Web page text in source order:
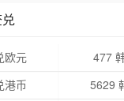
欧元 477
港币
5629